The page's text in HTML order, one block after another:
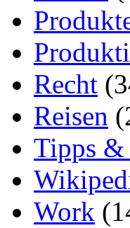
Recht
Reisen
Tipps &
Work